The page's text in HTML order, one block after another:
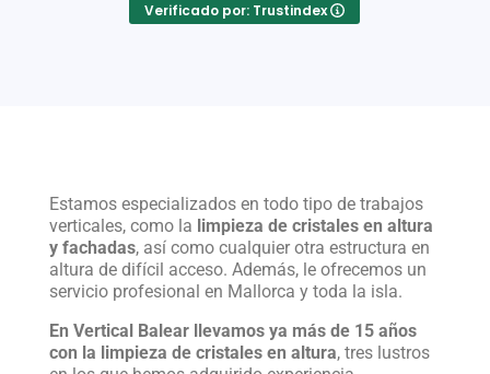
Verificado por: Trustindex
Estamos especializados en todo tipo de trabajos
verticales, como la limpieza de cristales en altura
y fachadas, así como cualquier otra estructura en
altura de difícil acceso. Además, le ofrecemos un
servicio profesional en Mallorca y toda la isla.
En Vertical Balear llevamos ya más de 15 años
con la limpieza de cristales en altura, tres lustros